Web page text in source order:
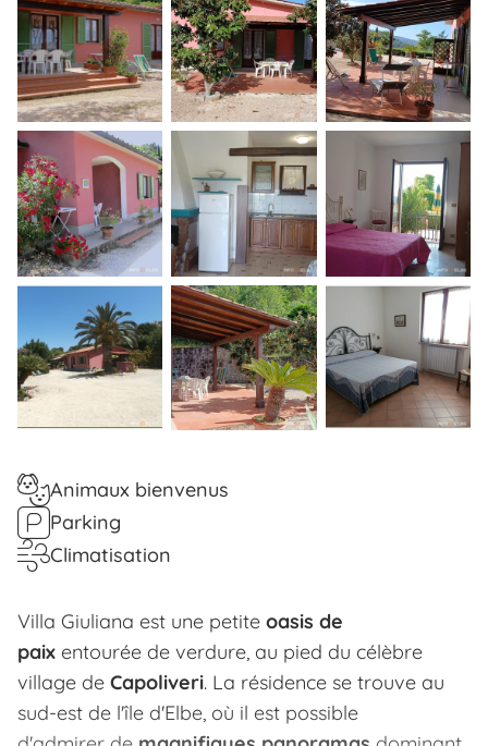
Animaux bienvenus
Parking
Climatisation
Villa Giuliana est une petite oasis de
paix entourée de verdure, au pied du célèbre
village de Capoliveri. La résidence se trouve au
sud-est de l'île d'Elbe, où il est possible